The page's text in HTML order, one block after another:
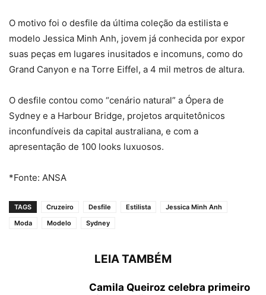
O motivo foi o desfile da última coleção da estilista e
modelo Jessica Minh Anh, jovem já conhecida por expor
suas peças em lugares inusitados e incomuns, como do
Grand Canyon e na Torre Eiffel, a 4 mil metros de altura.
O desfile contou como “cenário natural” a Ópera de
Sydney e a Harbour Bridge, projetos arquitetônicos
inconfundíveis da capital australiana, e com a
apresentação de 100 looks luxuosos.
*Fonte: ANSA
TAGS Cruzeiro Desfile Estilista
Jessica Minh Anh
Moda
Modelo Sydney
LEIA TAMBÉM
Camila Queiroz celebra primeiro